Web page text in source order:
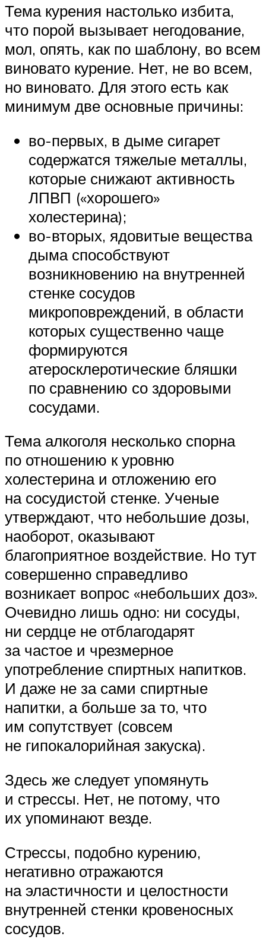
Тема курения настолько избита,
что порой вызывает негодование,
мол, опять, как по шаблону, во всем
виновато курение. Нет, не во всем,
но виновато. Для этого есть как
минимум две основные причины:
во-первых, в дыме сигарет
содержатся тяжелые металлы,
которые снижают активность
ЛПВП («хорошего»
холестерина);
во-вторых, ядовитые вещества
дыма способствуют
возникновению на внутренней
стенке сосудов
микроповреждений, в области
которых существенно чаще
формируются
атеросклеротические бляшки
по сравнению со здоровыми
сосудами.
Тема алкоголя несколько спорна
по отношению к уровню
холестерина и отложению его
на сосудистой стенке. Ученые
утверждают, что небольшие дозы,
наоборот, оказывают
благоприятное воздействие. Но тут
совершенно справедливо
возникает вопрос «небольших доз».
Очевидно лишь одно: ни сосуды,
ни сердце не отблагодарят
за частое и чрезмерное
употребление спиртных напитков.
И даже не за сами спиртные
напитки, а больше за то, что
им сопутствует (совсем
не гипокалорийная закуска).
Здесь же следует упомянуть
и стрессы. Нет, не потому, что
их упоминают везде.
Стрессы, подобно курению,
негативно отражаются
на эластичности и целостности
внутренней стенки кровеносных
сосудов.